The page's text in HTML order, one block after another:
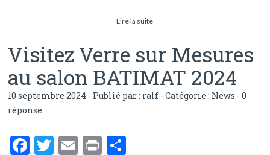
Lire la suite
Visitez Verre sur Mesures
au salon BATIMAT 2024
10 septembre 2024 - Publié par : ralf - Catégorie : News -0
réponse
F
T
E
Pr